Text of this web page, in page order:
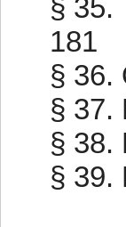
§ 35.
181
§ 36.
§ 37.
§ 38.
§ 39.